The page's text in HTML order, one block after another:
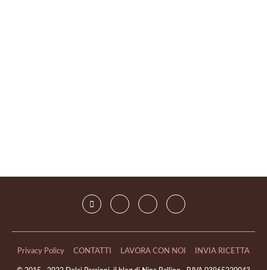
Privacy Policy CONTATTI LAVORA CON NOI INVIA RICETTA